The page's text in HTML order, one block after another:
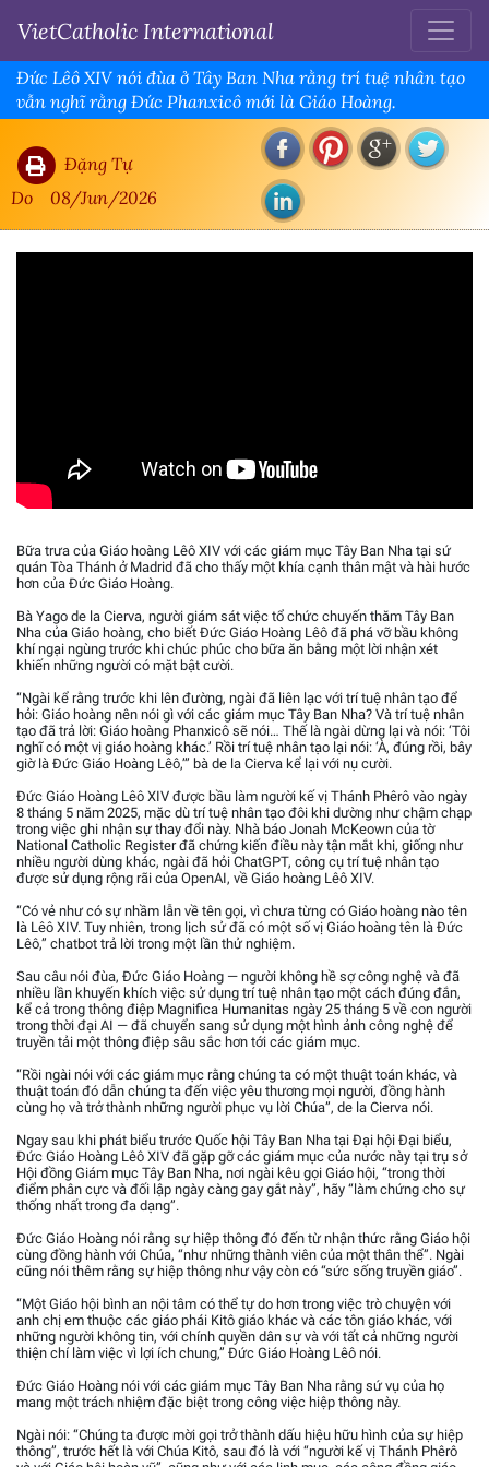
VietCatholic International
Đức Lêô XIV nói đùa ở Tây Ban Nha rằng trí tuệ nhân tạo
vẫn nghĩ rằng Đức Phanxicô mới là Giáo Hoàng.
Đặng Tự
Do
08/Jun/2026
Bữa trưa của Giáo hoàng Lêô XIV với các giám mục Tây Ban Nha tại sứ
quán Tòa Thánh ở Madrid đã cho thấy một khía cạnh thân mật và hài hước
hơn của Đức Giáo Hoàng.
Bà Yago de la Cierva, người giám sát việc tổ chức chuyến thăm Tây Ban
Nha của Giáo hoàng, cho biết Đức Giáo Hoàng Lêô đã phá vỡ bầu không
khí ngại ngùng trước khi chúc phúc cho bữa ăn bằng một lời nhận xét
khiến những người có mặt bật cười.
“Ngài kể rằng trước khi lên đường, ngài đã liên lạc với trí tuệ nhân tạo để
hỏi: Giáo hoàng nên nói gì với các giám mục Tây Ban Nha? Và trí tuệ nhân
tạo đã trả lời: Giáo hoàng Phanxicô sẽ nói… Thế là ngài dừng lại và nói: ‘Tôi
nghĩ có một vị giáo hoàng khác.’ Rồi trí tuệ nhân tạo lại nói: ‘À, đúng rồi, bây
giờ là Đức Giáo Hoàng Lêô,’” bà de la Cierva kể lại với nụ cười.
Đức Giáo Hoàng Lêô XIV được bầu làm người kế vị Thánh Phêrô vào ngày
8 tháng 5 năm 2025, mặc dù trí tuệ nhân tạo đôi khi dường như chậm chạp
trong việc ghi nhận sự thay đổi này. Nhà báo Jonah McKeown của tờ
National Catholic Register đã chứng kiến điều này tận mắt khi, giống như
nhiều người dùng khác, ngài đã hỏi ChatGPT, công cụ trí tuệ nhân tạo
được sử dụng rộng rãi của OpenAI, về Giáo hoàng Lêô XIV.
“Có vẻ như có sự nhầm lẫn về tên gọi, vì chưa từng có Giáo hoàng nào tên
là Lêô XIV. Tuy nhiên, trong lịch sử đã có một số vị Giáo hoàng tên là Đức
Lêô,” chatbot trả lời trong một lần thử nghiệm.
Sau câu nói đùa, Đức Giáo Hoàng — người không hề sợ công nghệ và đã
nhiều lần khuyến khích việc sử dụng trí tuệ nhân tạo một cách đúng đắn,
kể cả trong thông điệp Magnifica Humanitas ngày 25 tháng 5 về con người
trong thời đại AI — đã chuyển sang sử dụng một hình ảnh công nghệ để
truyền tải một thông điệp sâu sắc hơn tới các giám mục.
“Rồi ngài nói với các giám mục rằng chúng ta có một thuật toán khác, và
thuật toán đó dẫn chúng ta đến việc yêu thương mọi người, đồng hành
cùng họ và trở thành những người phục vụ lời Chúa”, de la Cierva nói.
Ngay sau khi phát biểu trước Quốc hội Tây Ban Nha tại Đại hội Đại biểu,
Đức Giáo Hoàng Lêô XIV đã gặp gỡ các giám mục của nước này tại trụ sở
Hội đồng Giám mục Tây Ban Nha, nơi ngài kêu gọi Giáo hội, “trong thời
điểm phân cực và đối lập ngày càng gay gắt này”, hãy “làm chứng cho sự
thống nhất trong đa dạng”.
Đức Giáo Hoàng nói rằng sự hiệp thông đó đến từ nhận thức rằng Giáo hội
cùng đồng hành với Chúa, “như những thành viên của một thân thể”. Ngài
cũng nói thêm rằng sự hiệp thông như vậy còn có “sức sống truyền giáo”.
“Một Giáo hội bình an nội tâm có thể tự do hơn trong việc trò chuyện với
anh chị em thuộc các giáo phái Kitô giáo khác và các tôn giáo khác, với
những người không tin, với chính quyền dân sự và với tất cả những người
thiện chí làm việc vì lợi ích chung,” Đức Giáo Hoàng Lêô nói.
Đức Giáo Hoàng nói với các giám mục Tây Ban Nha rằng sứ vụ của họ
mang một trách nhiệm đặc biệt trong công việc hiệp thông này.
Ngài nói: “Chúng ta được mời gọi trở thành dấu hiệu hữu hình của sự hiệp
thông”, trước hết là với Chúa Kitô, sau đó là với “người kế vị Thánh Phêrô